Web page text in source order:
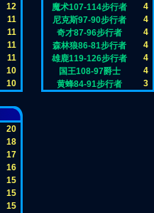
12
11
11
11
11
10
10
魔术107-114步行者
4
尼克斯97-90步行者
4
奇才87-96步行者
4
森林狼86-81步行者
4
雄鹿119-126步行者
4
国王108-97爵士
4
黄蜂84-91步行者
3
20
18
17
16
15
15
15